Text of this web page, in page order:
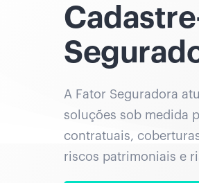
A Fator Seguradora
soluções sob medida
contratuais,
riscos patrimoniais e